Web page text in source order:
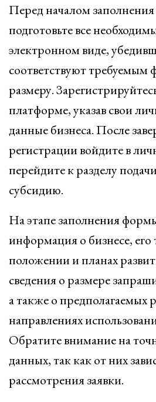
Перед началом заполнения
подготовьте все
электронном виде,
соответствуют требуемым
размеру.
платформе, указав свои
данные бизнеса. После
регистрации войдите в
перейдите к разделу
субсидию.
На этапе заполнения
информация о бизнесе,
положении и планах
сведения о размере
а также о предполагаемых
направлениях
Обратите внимание на
данных, так как от них
рассмотрения заявки.